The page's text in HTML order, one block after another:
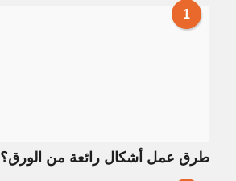
1
طرق عمل أشكال رائعة من الورق؟